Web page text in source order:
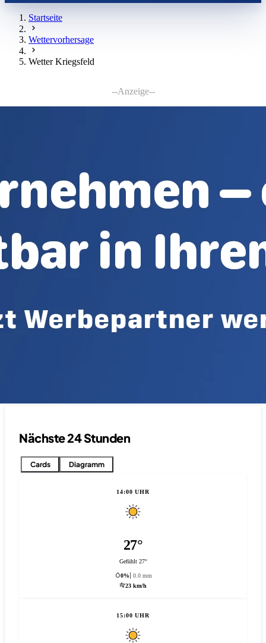
Startseite
Wettervorhersage
Wetter Kriegsfeld
--Anzeige--
Nächste 24 Stunden
Cards Diagramm
14:00 UHR
27°
Gefühlt 27°
0%
0.0 mm
23 km/h
15:00 UHR